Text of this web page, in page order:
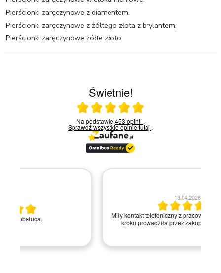
Pierścionki zaręczynowe z diamentem,
Pierścionki zaręczynowe z żółtego złota z brylantem,
Pierścionki zaręczynowe żółte złoto
Świetnie!
Ocena średnia 5 na 5
Na podstawie453 opinii .
Sprawdź wszystkie opinietutaj .
Miły kontakt telefoniczny z pracownikiem sklepu. Krok po
kroku prowadziła przez zakup pierścionka online.